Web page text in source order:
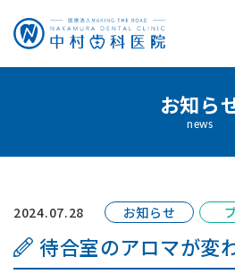
お知ら
news
2024.07.28 お知らせ
待合室のアロマが変
予約のお電話はこ
0154-
（受付時間）
当院について